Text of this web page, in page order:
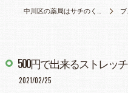
ブログ
500円で出来るストレッ
2021/02/25